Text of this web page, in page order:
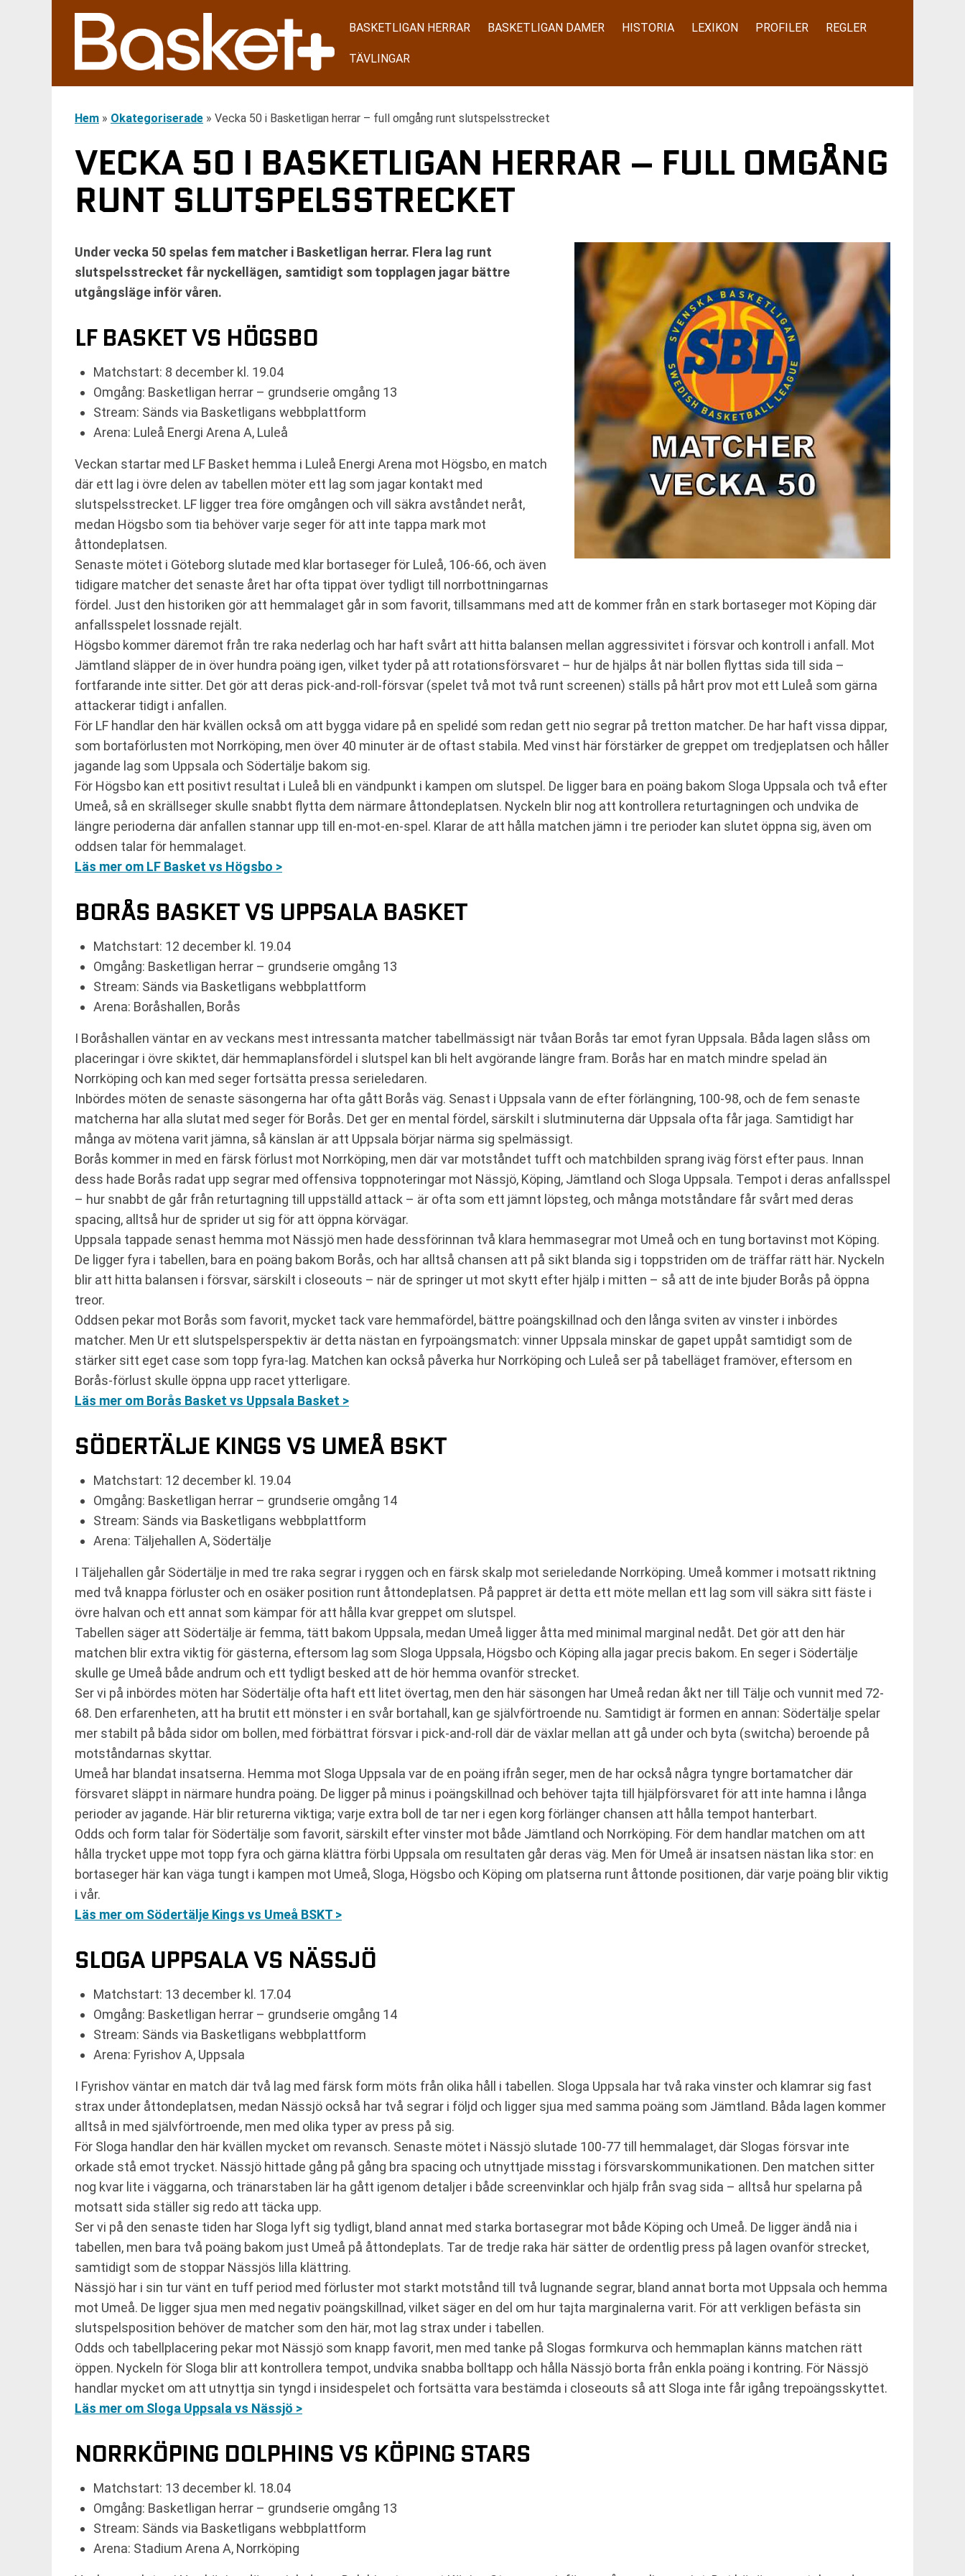
BASKETLIGAN HERRAR BASKETLIGAN DAMER HISTORIA LEXIKON PROFILER REGLER
TÄVLINGAR
Hem » Okategoriserade » Vecka 50 i Basketligan herrar – full omgång runt slutspelsstrecket
VECKA 50 I BASKETLIGAN HERRAR – FULL OMGÅNG
RUNT SLUTSPELSSTRECKET
Under vecka 50 spelas fem matcher i Basketligan herrar. Flera lag runt
slutspelsstrecket får nyckellägen, samtidigt som topplagen jagar bättre
utgångsläge inför våren.
LF BASKET VS HÖGSBO
Matchstart: 8 december kl. 19.04
Omgång: Basketligan herrar – grundserie omgång 13
Stream: Sänds via Basketligans webbplattform
Arena: Luleå Energi Arena A, Luleå
Veckan startar med LF Basket hemma i Luleå Energi Arena mot Högsbo, en match
där ett lag i övre delen av tabellen möter ett lag som jagar kontakt med
slutspelsstrecket. LF ligger trea före omgången och vill säkra avståndet neråt,
medan Högsbo som tia behöver varje seger för att inte tappa mark mot
åttondeplatsen.
Senaste mötet i Göteborg slutade med klar bortaseger för Luleå, 106-66, och även
tidigare matcher det senaste året har ofta tippat över tydligt till norrbottningarnas
fördel. Just den historiken gör att hemmalaget går in som favorit, tillsammans med att de kommer från en stark bortaseger mot Köping där
anfallsspelet lossnade rejält.
Högsbo kommer däremot från tre raka nederlag och har haft svårt att hitta balansen mellan aggressivitet i försvar och kontroll i anfall. Mot
Jämtland släpper de in över hundra poäng igen, vilket tyder på att rotationsförsvaret – hur de hjälps åt när bollen flyttas sida till sida –
fortfarande inte sitter. Det gör att deras pick-and-roll-försvar (spelet två mot två runt screenen) ställs på hårt prov mot ett Luleå som gärna
attackerar tidigt i anfallen.
För LF handlar den här kvällen också om att bygga vidare på en spelidé som redan gett nio segrar på tretton matcher. De har haft vissa dippar,
som bortaförlusten mot Norrköping, men över 40 minuter är de oftast stabila. Med vinst här förstärker de greppet om tredjeplatsen och håller
jagande lag som Uppsala och Södertälje bakom sig.
För Högsbo kan ett positivt resultat i Luleå bli en vändpunkt i kampen om slutspel. De ligger bara en poäng bakom Sloga Uppsala och två efter
Umeå, så en skrällseger skulle snabbt flytta dem närmare åttondeplatsen. Nyckeln blir nog att kontrollera returtagningen och undvika de
längre perioderna där anfallen stannar upp till en-mot-en-spel. Klarar de att hålla matchen jämn i tre perioder kan slutet öppna sig, även om
oddsen talar för hemmalaget.
Läs mer om LF Basket vs Högsbo >
BORÅS BASKET VS UPPSALA BASKET
Matchstart: 12 december kl. 19.04
Omgång: Basketligan herrar – grundserie omgång 13
Stream: Sänds via Basketligans webbplattform
Arena: Boråshallen, Borås
I Boråshallen väntar en av veckans mest intressanta matcher tabellmässigt när tvåan Borås tar emot fyran Uppsala. Båda lagen slåss om
placeringar i övre skiktet, där hemmaplansfördel i slutspel kan bli helt avgörande längre fram. Borås har en match mindre spelad än
Norrköping och kan med seger fortsätta pressa serieledaren.
Inbördes möten de senaste säsongerna har ofta gått Borås väg. Senast i Uppsala vann de efter förlängning, 100-98, och de fem senaste
matcherna har alla slutat med seger för Borås. Det ger en mental fördel, särskilt i slutminuterna där Uppsala ofta får jaga. Samtidigt har
många av mötena varit jämna, så känslan är att Uppsala börjar närma sig spelmässigt.
Borås kommer in med en färsk förlust mot Norrköping, men där var motståndet tufft och matchbilden sprang iväg först efter paus. Innan
dess hade Borås radat upp segrar med offensiva toppnoteringar mot Nässjö, Köping, Jämtland och Sloga Uppsala. Tempot i deras anfallsspel
– hur snabbt de går från returtagning till uppställd attack – är ofta som ett jämnt löpsteg, och många motståndare får svårt med deras
spacing, alltså hur de sprider ut sig för att öppna körvägar.
Uppsala tappade senast hemma mot Nässjö men hade dessförinnan två klara hemmasegrar mot Umeå och en tung bortavinst mot Köping.
De ligger fyra i tabellen, bara en poäng bakom Borås, och har alltså chansen att på sikt blanda sig i toppstriden om de träffar rätt här. Nyckeln
blir att hitta balansen i försvar, särskilt i closeouts – när de springer ut mot skytt efter hjälp i mitten – så att de inte bjuder Borås på öppna
treor.
Oddsen pekar mot Borås som favorit, mycket tack vare hemmafördel, bättre poängskillnad och den långa sviten av vinster i inbördes
matcher. Men Ur ett slutspelsperspektiv är detta nästan en fyrpoängsmatch: vinner Uppsala minskar de gapet uppåt samtidigt som de
stärker sitt eget case som topp fyra-lag. Matchen kan också påverka hur Norrköping och Luleå ser på tabelläget framöver, eftersom en
Borås-förlust skulle öppna upp racet ytterligare.
Läs mer om Borås Basket vs Uppsala Basket >
SÖDERTÄLJE KINGS VS UMEÅ BSKT
Matchstart: 12 december kl. 19.04
Omgång: Basketligan herrar – grundserie omgång 14
Stream: Sänds via Basketligans webbplattform
Arena: Täljehallen A, Södertälje
I Täljehallen går Södertälje in med tre raka segrar i ryggen och en färsk skalp mot serieledande Norrköping. Umeå kommer i motsatt riktning
med två knappa förluster och en osäker position runt åttondeplatsen. På pappret är detta ett möte mellan ett lag som vill säkra sitt fäste i
övre halvan och ett annat som kämpar för att hålla kvar greppet om slutspel.
Tabellen säger att Södertälje är femma, tätt bakom Uppsala, medan Umeå ligger åtta med minimal marginal nedåt. Det gör att den här
matchen blir extra viktig för gästerna, eftersom lag som Sloga Uppsala, Högsbo och Köping alla jagar precis bakom. En seger i Södertälje
skulle ge Umeå både andrum och ett tydligt besked att de hör hemma ovanför strecket.
Ser vi på inbördes möten har Södertälje ofta haft ett litet övertag, men den här säsongen har Umeå redan åkt ner till Tälje och vunnit med 72-
68. Den erfarenheten, att ha brutit ett mönster i en svår bortahall, kan ge självförtroende nu. Samtidigt är formen en annan: Södertälje spelar
mer stabilt på båda sidor om bollen, med förbättrat försvar i pick-and-roll där de växlar mellan att gå under och byta (switcha) beroende på
motståndarnas skyttar.
Umeå har blandat insatserna. Hemma mot Sloga Uppsala var de en poäng ifrån seger, men de har också några tyngre bortamatcher där
försvaret släppt in närmare hundra poäng. De ligger på minus i poängskillnad och behöver tajta till hjälpförsvaret för att inte hamna i långa
perioder av jagande. Här blir returerna viktiga; varje extra boll de tar ner i egen korg förlänger chansen att hålla tempot hanterbart.
Odds och form talar för Södertälje som favorit, särskilt efter vinster mot både Jämtland och Norrköping. För dem handlar matchen om att
hålla trycket uppe mot topp fyra och gärna klättra förbi Uppsala om resultaten går deras väg. Men för Umeå är insatsen nästan lika stor: en
bortaseger här kan väga tungt i kampen mot Umeå, Sloga, Högsbo och Köping om platserna runt åttonde positionen, där varje poäng blir viktig
i vår.
Läs mer om Södertälje Kings vs Umeå BSKT >
SLOGA UPPSALA VS NÄSSJÖ
Matchstart: 13 december kl. 17.04
Omgång: Basketligan herrar – grundserie omgång 14
Stream: Sänds via Basketligans webbplattform
Arena: Fyrishov A, Uppsala
I Fyrishov väntar en match där två lag med färsk form möts från olika håll i tabellen. Sloga Uppsala har två raka vinster och klamrar sig fast
strax under åttondeplatsen, medan Nässjö också har två segrar i följd och ligger sjua med samma poäng som Jämtland. Båda lagen kommer
alltså in med självförtroende, men med olika typer av press på sig.
För Sloga handlar den här kvällen mycket om revansch. Senaste mötet i Nässjö slutade 100-77 till hemmalaget, där Slogas försvar inte
orkade stå emot trycket. Nässjö hittade gång på gång bra spacing och utnyttjade misstag i försvarskommunikationen. Den matchen sitter
nog kvar lite i väggarna, och tränarstaben lär ha gått igenom detaljer i både screenvinklar och hjälp från svag sida – alltså hur spelarna på
motsatt sida ställer sig redo att täcka upp.
Ser vi på den senaste tiden har Sloga lyft sig tydligt, bland annat med starka bortasegrar mot både Köping och Umeå. De ligger ändå nia i
tabellen, men bara två poäng bakom just Umeå på åttondeplats. Tar de tredje raka här sätter de ordentlig press på lagen ovanför strecket,
samtidigt som de stoppar Nässjös lilla klättring.
Nässjö har i sin tur vänt en tuff period med förluster mot starkt motstånd till två lugnande segrar, bland annat borta mot Uppsala och hemma
mot Umeå. De ligger sjua men med negativ poängskillnad, vilket säger en del om hur tajta marginalerna varit. För att verkligen befästa sin
slutspelsposition behöver de matcher som den här, mot lag strax under i tabellen.
Odds och tabellplacering pekar mot Nässjö som knapp favorit, men med tanke på Slogas formkurva och hemmaplan känns matchen rätt
öppen. Nyckeln för Sloga blir att kontrollera tempot, undvika snabba bolltapp och hålla Nässjö borta från enkla poäng i kontring. För Nässjö
handlar mycket om att utnyttja sin tyngd i insidespelet och fortsätta vara bestämda i closeouts så att Sloga inte får igång trepoängsskyttet.
Läs mer om Sloga Uppsala vs Nässjö >
NORRKÖPING DOLPHINS VS KÖPING STARS
Matchstart: 13 december kl. 18.04
Omgång: Basketligan herrar – grundserie omgång 13
Stream: Sänds via Basketligans webbplattform
Arena: Stadium Arena A, Norrköping